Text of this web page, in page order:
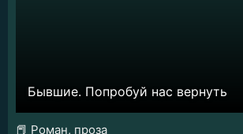
Бывшие. Попробуй нас вернуть
📕 Роман, проза